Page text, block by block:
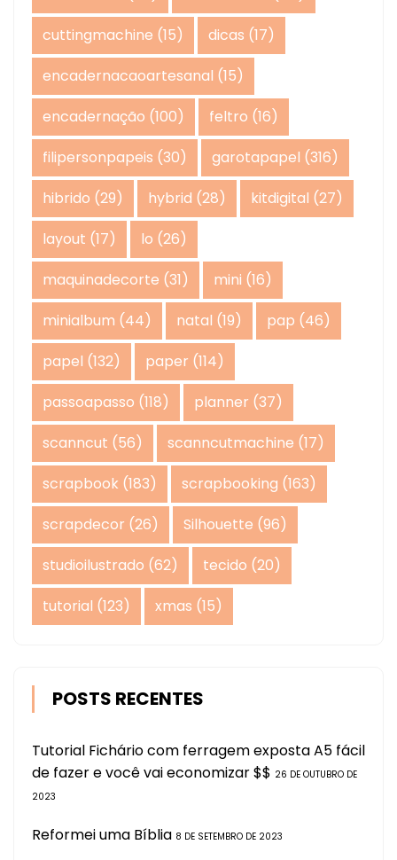
cuttingmachine (15) dicas (17)
encadernacaoartesanal (15)
encadernação (100) feltro (16)
filipersonpapeis (30) garotapapel (316)
hibrido (29) hybrid (28) kitdigital (27)
layout (17) lo (26)
maquinadecorte (31) mini (16)
minialbum (44) natal (19) pap (46)
papel (132) paper (114)
passoapasso (118) planner (37)
scanncut (56) scanncutmachine (17)
scrapbook (183) scrapbooking (163)
scrapdecor (26) Silhouette (96)
studioilustrado (62) tecido (20)
tutorial (123) xmas (15)
POSTS RECENTES
Tutorial Fichário com ferragem exposta A5 fácil
de fazer e você vai economizar $$ 26 DE OUTUBRO DE
2023
Reformei uma Bíblia 8 DE SETEMBRO DE 2023